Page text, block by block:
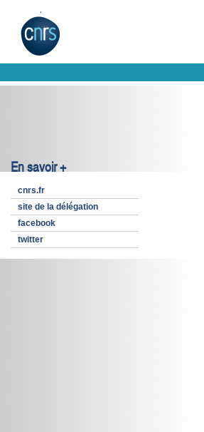
En savoir +
cnrs.fr
site de la délégation
facebook
twitter